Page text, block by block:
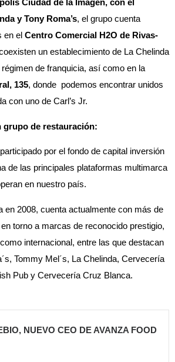
NUEVO CEO DE AVANZA FOOD
Ciudad de la Imagen, con el
y Tony Roma’s, el grupo cuenta
en el Centro Comercial H2O de Rivas-
un establecimiento de La Chelinda
régimen de franquicia, así como en la
135, donde podemos encontrar unidos
con uno de Carl’s Jr.
grupo de restauración:
por el fondo de capital inversión
de las principales plataformas multimarca
en nuestro país.
en 2008, cuenta actualmente con más de
torno a marcas de reconocido prestigio,
internacional, entre las que destacan
Tommy Mel´s, La Chelinda, Cervecería
Pub y Cervecería Cruz Blanca.